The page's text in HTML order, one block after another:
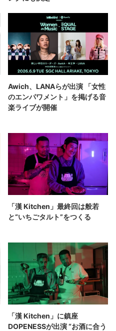
Awich、LANAらが出演 「女性
のエンパワメント」を掲げる音
楽ライブが開催
「漢 Kitchen」最終回は般若
と“いちごタルト”をつくる
「漢 Kitchen」に鎮座
DOPENESSが出演 “お酒に合う